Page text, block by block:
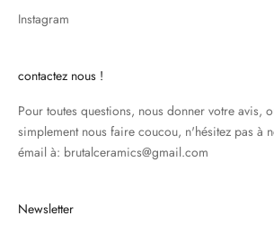
Instagram
contactez nous !
Pour toutes questions, nous donner votre avis,
simplement nous faire coucou, n'hésitez pas à
émail à: brutalceramics@gmail.com
Newsletter